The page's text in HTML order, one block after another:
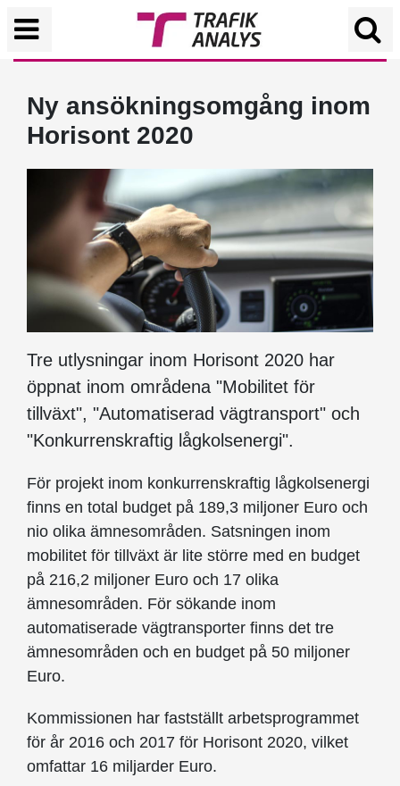
Ny ansökningsomgång inom
Horisont 2020
Tre utlysningar inom Horisont 2020 har
öppnat inom områdena "Mobilitet för
tillväxt", "Automatiserad vägtransport" och
"Konkurrenskraftig lågkolsenergi".
För projekt inom konkurrenskraftig lågkolsenergi
finns en total budget på 189,3 miljoner Euro och
nio olika ämnesområden. Satsningen inom
mobilitet för tillväxt är lite större med en budget
på 216,2 miljoner Euro och 17 olika
ämnesområden. För sökande inom
automatiserade vägtransporter finns det tre
ämnesområden och en budget på 50 miljoner
Euro.
Kommissionen har fastställt arbetsprogrammet
för år 2016 och 2017 för Horisont 2020, vilket
omfattar 16 miljarder Euro.